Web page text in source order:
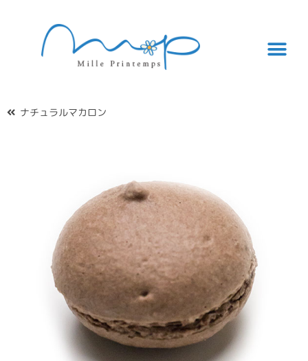
ナチュラルマカロン